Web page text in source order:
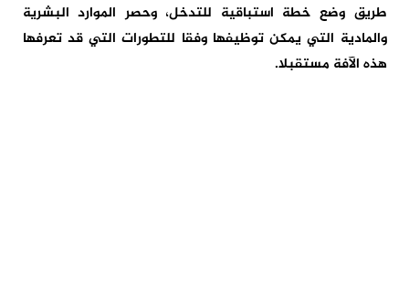
طريق وضع خطة استباقية للتدخل، وحصر الموارد البشرية
والمادية التي يمكن توظيفها وفقا للتطورات التي قد تعرفها
هذه الآفة مستقبلا.